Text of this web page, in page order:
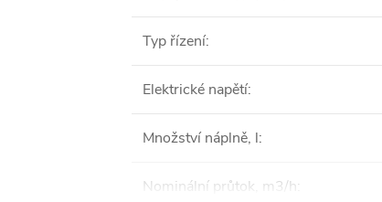
Typ řízení:
Elektrické napětí:
Množství náplně, l:
Nominální průtok, m3/h: